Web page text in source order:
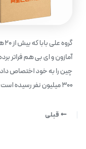
چین را به خود اختصاص
300 میلیون نفر رسیده است.
قبلی